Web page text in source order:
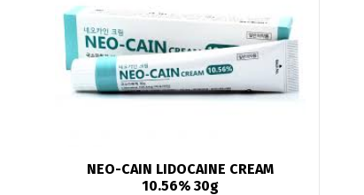
NEO-CAIN LIDOCAINE CREAM
10.56% 30g